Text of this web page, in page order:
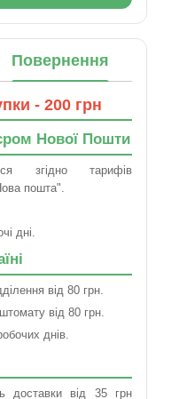
Повернення
- 200 грн
Нової Пошти
згідно тарифів
пошта".
дні.
від 80 грн.
від 80 грн.
днів.
доставки від 35 грн